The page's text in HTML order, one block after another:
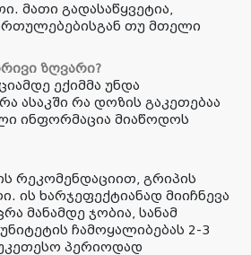
მათი გადასაწყვეტია,
თუ მთელი
ზღვარი?
ექიმმა უნდა
ასაკში რა დოზის გაკეთებაა
ინფორმაცია მიაწოდოს
რეკომენდაციით, გრიპის
ის ხარჯეფექტიანად მიიჩნევა
მანამდე ჯობია, სანამ
ჩამოყალიბებას 2-3
პერიოდად